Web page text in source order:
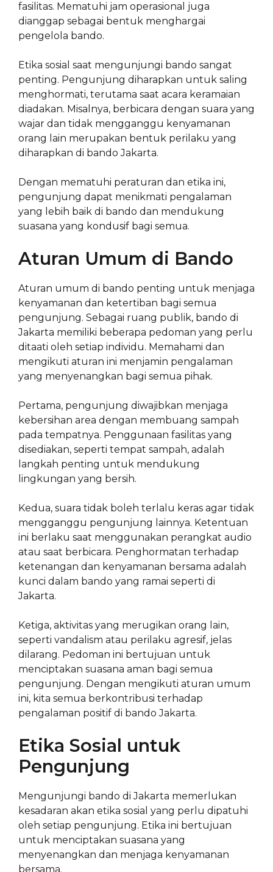
fasilitas. Mematuhi jam operasional juga
dianggap sebagai bentuk menghargai
pengelola bando.
Etika sosial saat mengunjungi bando sangat
penting. Pengunjung diharapkan untuk saling
menghormati, terutama saat acara keramaian
diadakan. Misalnya, berbicara dengan suara yang
wajar dan tidak mengganggu kenyamanan
orang lain merupakan bentuk perilaku yang
diharapkan di bando Jakarta.
Dengan mematuhi peraturan dan etika ini,
pengunjung dapat menikmati pengalaman
yang lebih baik di bando dan mendukung
suasana yang kondusif bagi semua.
Aturan Umum di Bando
Aturan umum di bando penting untuk menjaga
kenyamanan dan ketertiban bagi semua
pengunjung. Sebagai ruang publik, bando di
Jakarta memiliki beberapa pedoman yang perlu
ditaati oleh setiap individu. Memahami dan
mengikuti aturan ini menjamin pengalaman
yang menyenangkan bagi semua pihak.
Pertama, pengunjung diwajibkan menjaga
kebersihan area dengan membuang sampah
pada tempatnya. Penggunaan fasilitas yang
disediakan, seperti tempat sampah, adalah
langkah penting untuk mendukung
lingkungan yang bersih.
Kedua, suara tidak boleh terlalu keras agar tidak
mengganggu pengunjung lainnya. Ketentuan
ini berlaku saat menggunakan perangkat audio
atau saat berbicara. Penghormatan terhadap
ketenangan dan kenyamanan bersama adalah
kunci dalam bando yang ramai seperti di
Jakarta.
Ketiga, aktivitas yang merugikan orang lain,
seperti vandalism atau perilaku agresif, jelas
dilarang. Pedoman ini bertujuan untuk
menciptakan suasana aman bagi semua
pengunjung. Dengan mengikuti aturan umum
ini, kita semua berkontribusi terhadap
pengalaman positif di bando Jakarta.
Etika Sosial untuk
Pengunjung
Mengunjungi bando di Jakarta memerlukan
kesadaran akan etika sosial yang perlu dipatuhi
oleh setiap pengunjung. Etika ini bertujuan
untuk menciptakan suasana yang
menyenangkan dan menjaga kenyamanan
bersama.